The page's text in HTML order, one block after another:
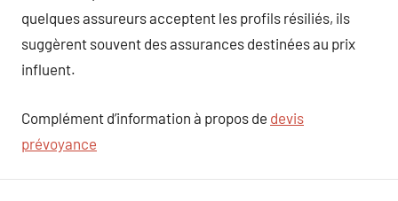
quelques assureurs acceptent les profils résiliés, ils
suggèrent souvent des assurances destinées au prix
influent.
Complément d’information à propos de devis
prévoyance